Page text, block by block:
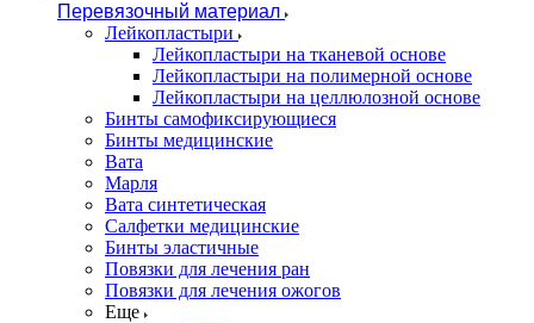
Перевязочный материал
Лейкопластыри
Лейкопластыри на тканевой основе
Лейкопластыри на полимерной основе
Лейкопластыри на целлюлозной основе
Бинты самофиксирующиеся
Бинты медицинские
Вата
Марля
Вата синтетическая
Салфетки медицинские
Бинты эластичные
Повязки для лечения ран
Повязки для лечения ожогов
Еще